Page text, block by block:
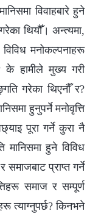
विवाहबारे हुने
थियौँ। अन्त्यमा,
मनोकल्पनाहरू
के हामीले मुख्य गरी
गरेका थिएनौँ र?
हुनुपर्ने मनोवृत्ति
पूरा गर्ने कुरा नै
मानिसमा हुने विविध
समाजबाट प्राप्त गर्ने
समाज र सम्पूर्ण
त्याग्नुपर्छ? किनभने